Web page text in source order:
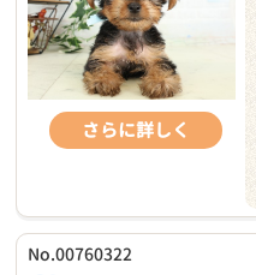
さらに詳しく
No.00760322